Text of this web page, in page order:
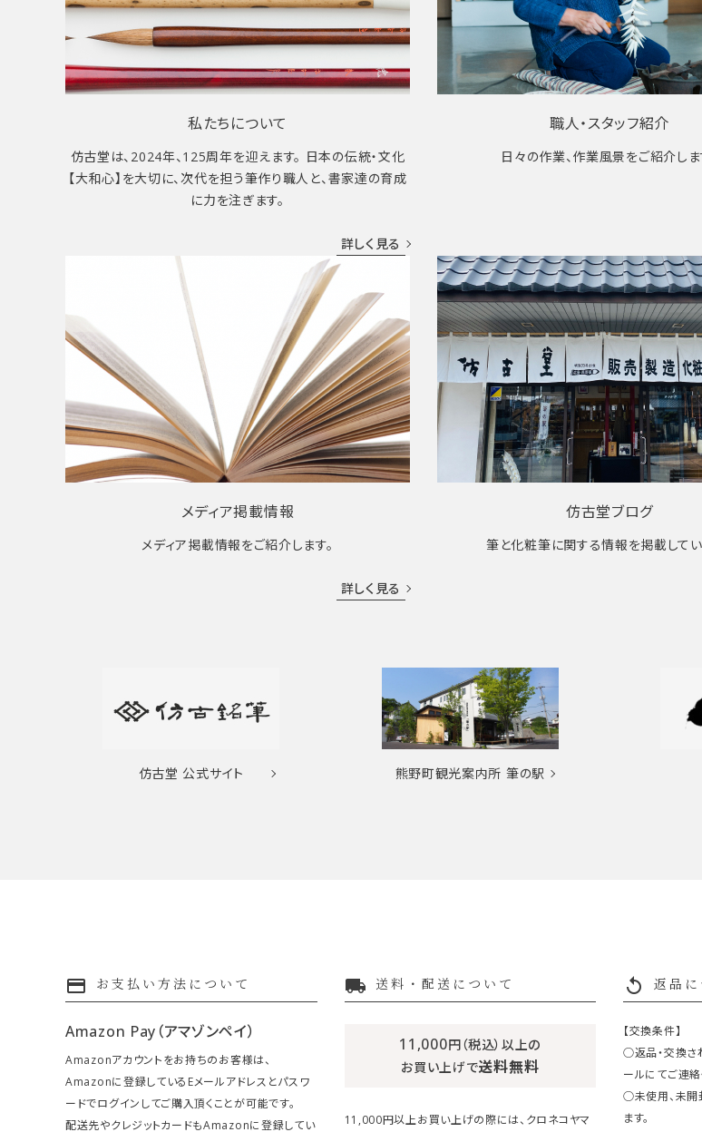
私たちについて
仿古堂は、2024年、125周年を迎えます。 日本の伝統・文化
【大和心】を大切に、次代を担う筆作り職人と、書家達の育成
に力を注ぎます。
詳しく見る
職人・スタッフ紹介
日々の作業、作業風景をご紹介しま
メディア掲載情報
メディア掲載情報をご紹介します。
詳しく見る
仿古堂ブログ
筆と化粧筆に関する情報を掲載してい
仿古堂 公式サイト 熊野町観光案内所 筆の駅
payment お支払い方法について
Amazon Pay（アマゾンペイ）
Amazonアカウントをお持ちのお客様は、
Amazonに登録しているEメールアドレスとパスワ
ードでログインしてご購入頂くことが可能です。
配送先やクレジットカードもAmazonに登録してい
local_shipping 送料・配送について
11,000円（税込）以上の
お買い上げで送料無料
11,000円以上お買い上げの際には、クロネコヤマ
replay 返品に
【交換条件】
○返品・交換さ
ールにてご連絡
○未使用、未開
ます。